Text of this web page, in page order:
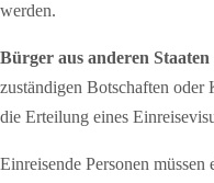
werden.
Bürger aus anderen Staaten
zuständigen Botschaften
die Erteilung eines
Einreisende Personen